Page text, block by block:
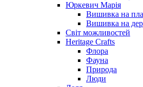
Юркевич Марія
Вишивка на
Вишивка на
Світ можливостей
Heritage Crafts
Флора
Фауна
Природа
Люди